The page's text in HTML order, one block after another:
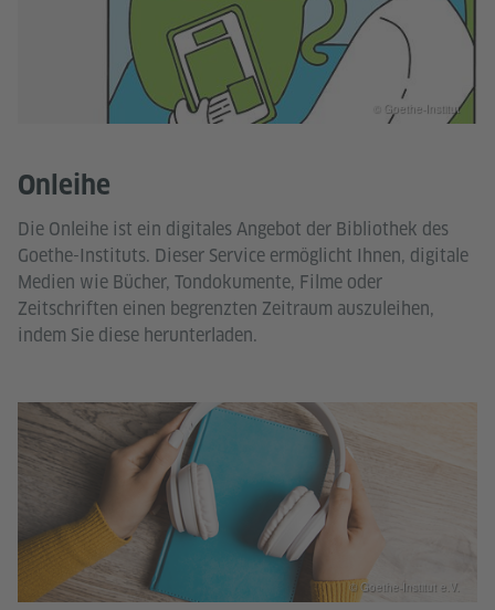
Onleihe
Die Onleihe ist ein digitales Angebot der Bibliothek des
Goethe-Instituts. Dieser Service ermöglicht Ihnen, digitale
Medien wie Bücher, Tondokumente, Filme oder
Zeitschriften einen begrenzten Zeitraum auszuleihen,
indem Sie diese herunterladen.
© Goethe-Institut
© Goethe-Institut e.V.